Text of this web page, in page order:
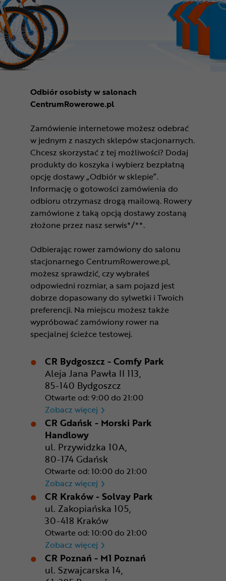
Odbiór osobisty w salonach
CentrumRowerowe.pl
Zamówienie internetowe możesz odebrać
w jednym z naszych sklepów stacjonarnych.
Chcesz skorzystać z tej możliwości? Dodaj
produkty do koszyka i wybierz bezpłatną
opcję dostawy „Odbiór w sklepie”.
Informację o gotowości zamówienia do
odbioru otrzymasz drogą mailową. Rowery
zamówione z taką opcją dostawy zostaną
złożone przez nasz serwis*/**.
Odbierając rower zamówiony do salonu
stacjonarnego CentrumRowerowe.pl,
możesz sprawdzić, czy wybrałeś
odpowiedni rozmiar, a sam pojazd jest
dobrze dopasowany do sylwetki i Twoich
preferencji. Na miejscu możesz także
wypróbować zamówiony rower na
specjalnej ścieżce testowej.
CR Bydgoszcz - Comfy Park
Aleja Jana Pawła II 113,
85-140 Bydgoszcz
Otwarte od: 9:00 do 21:00
Zobacz więcej CR Bydgoszcz - Comfy Park
CR Gdańsk - Morski Park
Handlowy
ul. Przywidzka 10A,
80-174 Gdańsk
Otwarte od: 10:00 do 21:00
Zobacz więcej CR Gdańsk - Morski Park
CR Kraków - Solvay Park
ul. Zakopiańska 105,
30-418 Kraków
Otwarte od: 10:00 do 21:00
Zobacz więcej CR Kraków - Solvay Park
CR Poznań - M1 Poznań
ul. Szwajcarska 14,